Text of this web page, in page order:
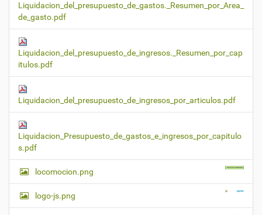
Liquidacion_del_presupuesto_de_gastos._Resumen_por_Area_
de_gasto.pdf
Liquidacion_del_presupuesto_de_ingresos._Resumen_por_cap
itulos.pdf
Liquidacion_del_presupuesto_de_ingresos_por_articulos.pdf
Liquidacion_Presupuesto_de_gastos_e_ingresos_por_capitulo
s.pdf
locomocion.png
logo-js.png